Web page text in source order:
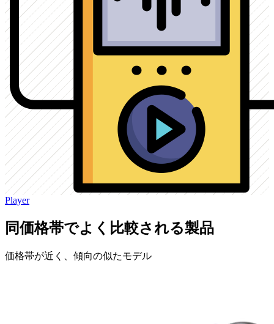
Player
同価格帯でよく比較される製品
価格帯が近く、傾向の似たモデル